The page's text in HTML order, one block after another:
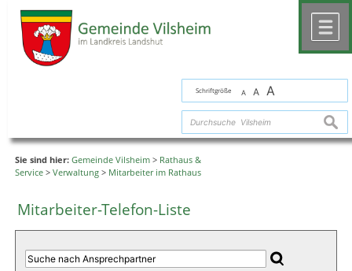
Schriftgröße A A A
Sie sind hier: Gemeinde Vilsheim > Rathaus &
Service > Verwaltung > Mitarbeiter im Rathaus
Mitarbeiter-Telefon-Liste